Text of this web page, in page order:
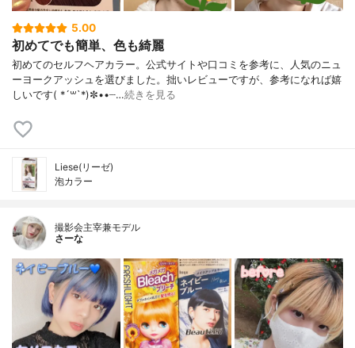
5.00
初めてでも簡単、色も綺麗
初めてのセルフヘアカラー。公式サイトや口コミを参考に、人気のニュ
ーヨークアッシュを選びました。拙いレビューですが、参考になれば嬉
しいです( *´꒳`*)✼••┈…続きを見る
Liese(リーゼ)
泡カラー
撮影会主宰兼モデル
さーな